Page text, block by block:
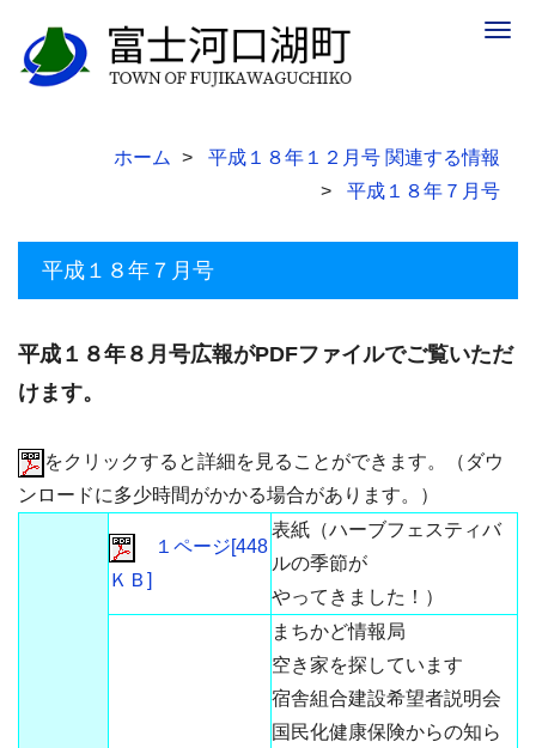
ホーム
平成１８年１２月号 関連する情報
平成１８年７月号
平成１８年７月号
平成１８年８月号広報がPDFファイルでご覧いただ
けます。
をクリックすると詳細を見ることができます。（ダウ
ンロードに多少時間がかかる場合があります。）
１ページ[448
ＫＢ]
表紙（ハーブフェスティバ
ルの季節が
やってきました！）
まちかど情報局
空き家を探しています
宿舎組合建設希望者説明会
国民化健康保険からの知ら